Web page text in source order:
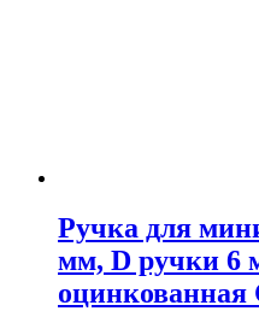
Ручка для
мм, D ручки 6
оцинкованная